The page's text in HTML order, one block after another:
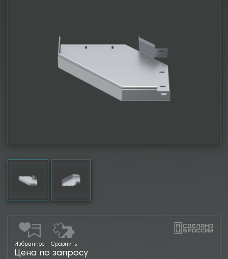
Избранное Сравнить
Цена по запросу